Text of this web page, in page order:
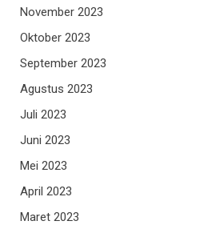
November 2023
Oktober 2023
September 2023
Agustus 2023
Juli 2023
Juni 2023
Mei 2023
April 2023
Maret 2023